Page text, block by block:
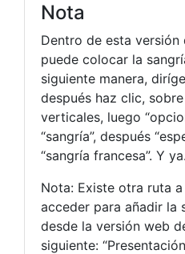
Nota
Dentro de esta versión
puede colocar la
siguiente manera,
después haz clic,
verticales, luego
“sangría”, después
“sangría francesa”. Y ya.
Nota: Existe otra ruta
acceder para añadir la
desde la versión web
siguiente: